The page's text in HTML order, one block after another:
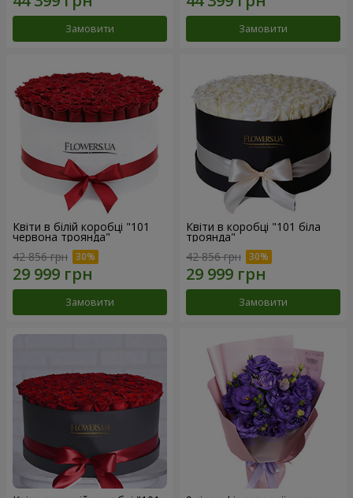
Замовити Замовити
Квіти в білій коробці "101
червона троянда"
42 856 грн
Замовити
Квіти в коробці "101 біла
троянда"
42 856 грн
Замовити